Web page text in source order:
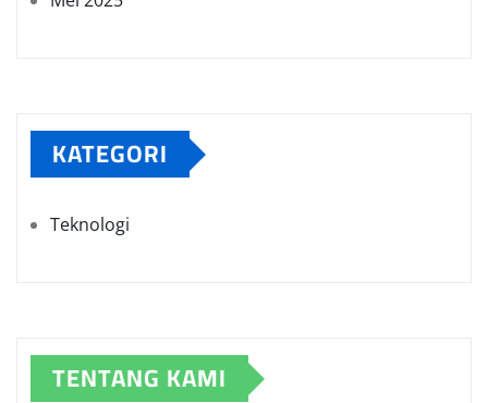
KATEGORI
Teknologi
TENTANG KAMI